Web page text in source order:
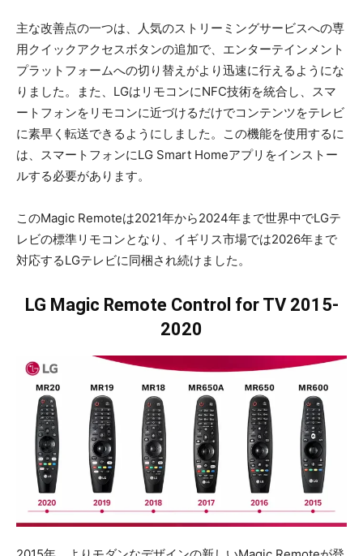
主な改善点の一つは、人気のストリーミングサービスへの専
用クイックアクセスボタンの追加で、エンターテインメント
プラットフォームへの切り替えがより迅速に行えるようにな
りました。また、LGはリモコンにNFC技術を統合し、スマ
ートフォンをリモコンに近づけるだけでコンテンツをテレビ
に素早く転送できるようにしました。この機能を使用するに
は、スマートフォンにLG Smart Homeアプリをインストー
ルする必要があります。
このMagic Remoteは2021年から2024年まで世界中でLGテ
レビの標準リモコンとなり、イギリス市場では2026年まで
対応するLGテレビに同梱され続けました。
LG Magic Remote Control for TV 2015-
2020